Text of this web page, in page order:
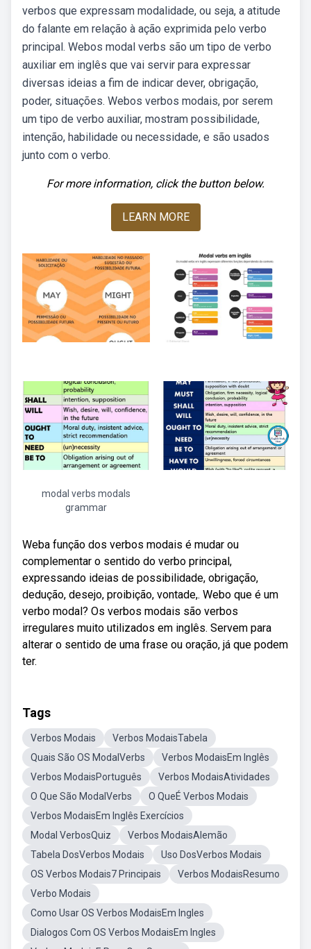
verbos que expressam modalidade, ou seja, a atitude
do falante em relação à ação exprimida pelo verbo
principal. Webos modal verbs são um tipo de verbo
auxiliar em inglês que vai servir para expressar
diversas ideias a fim de indicar dever, obrigação,
poder, situações. Webos verbos modais, por serem
um tipo de verbo auxiliar, mostram possibilidade,
intenção, habilidade ou necessidade, e são usados
junto com o verbo.
For more information, click the button below.
LEARN MORE
modal verbs modals
grammar
Weba função dos verbos modais é mudar ou
complementar o sentido do verbo principal,
expressando ideias de possibilidade, obrigação,
dedução, desejo, proibição, vontade,. Webo que é um
verbo modal? Os verbos modais são verbos
irregulares muito utilizados em inglês. Servem para
alterar o sentido de uma frase ou oração, já que podem
ter.
Tags
Verbos Modais
Verbos ModaisTabela
Quais São OS ModalVerbs
Verbos ModaisEm Inglês
Verbos ModaisPortuguês
Verbos ModaisAtividades
O Que São ModalVerbs
O QueÉ Verbos Modais
Verbos ModaisEm Inglês Exercícios
Modal VerbosQuiz
Verbos ModaisAlemão
Tabela DosVerbos Modais
Uso DosVerbos Modais
OS Verbos Modais7 Principais
Verbos ModaisResumo
Verbo Modais
Como Usar OS Verbos ModaisEm Ingles
Dialogos Com OS Verbos ModaisEm Ingles